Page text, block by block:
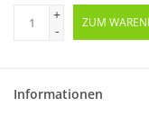
+
-
ZUM
Informationen